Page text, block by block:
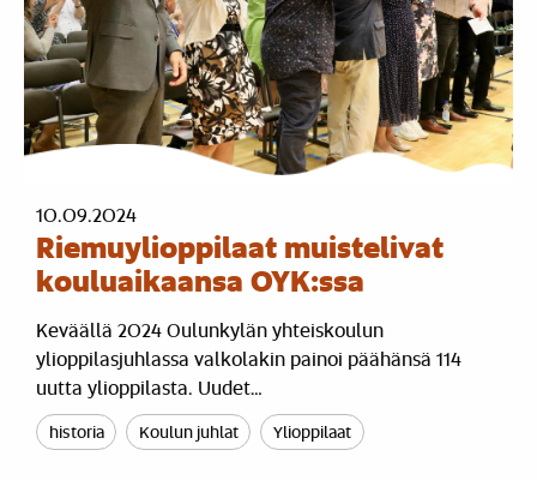
10.09.2024
Riemuylioppilaat muistelivat
kouluaikaansa OYK:ssa
Keväällä 2024 Oulunkylän yhteiskoulun
ylioppilasjuhlassa valkolakin painoi päähänsä 114
uutta ylioppilasta. Uudet…
historia Koulun juhlat Ylioppilaat